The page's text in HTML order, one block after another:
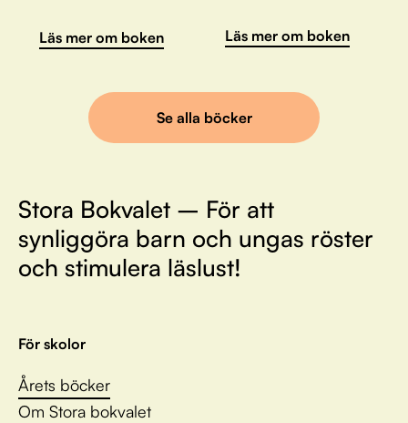
Läs mer om boken Läs mer om boken
Se alla böcker
Stora Bokvalet – För att
synliggöra barn och ungas röster
och stimulera läslust!
För skolor
Årets böcker
Om Stora bokvalet